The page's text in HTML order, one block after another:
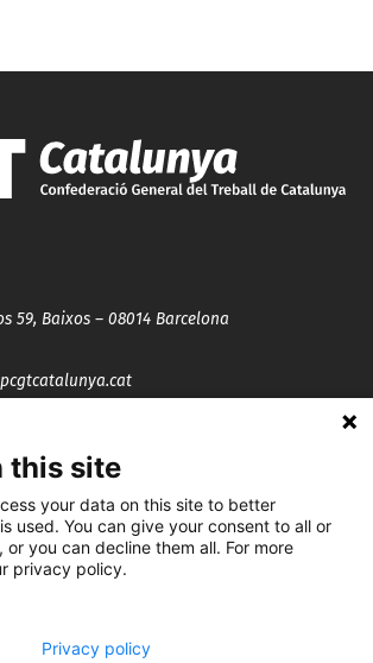
59, Baixos – 08014 Barcelona
this site
your data on this site to better
used. You can give your consent to all or
or you can decline them all. For more
privacy policy.
Privacy policy